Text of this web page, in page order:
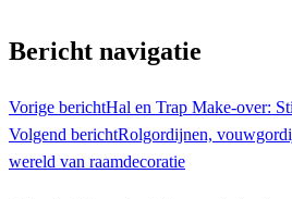
Bericht navigatie
Vorige berichtHal en Trap Make-over:
Volgend berichtRolgordijnen,
wereld van raamdecoratie